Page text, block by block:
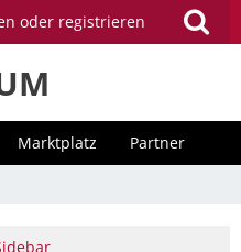
oder registrieren
Marktplatz Partner